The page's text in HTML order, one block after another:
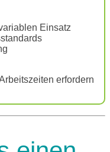
Einsatz
erfordern